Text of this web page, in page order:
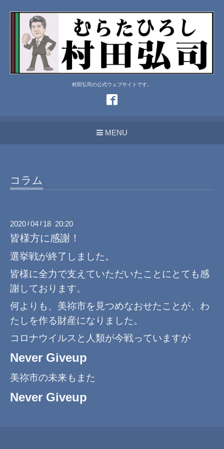
村田弘司の公式ウェブサイトです。
MENU
コラム
2020 / 04 / 18 20:20
皆様方に感謝！
選挙戦が終了しました。
皆様に全力で支えていただいたことにとても感
謝しております。
何よりも、美祢市を見つめなおせたことが、わ
たしを作る財産になりました。
コロナウイルスと人類が今戦っていますが
Never Giveup
美祢市の未来もまた
Never Giveup